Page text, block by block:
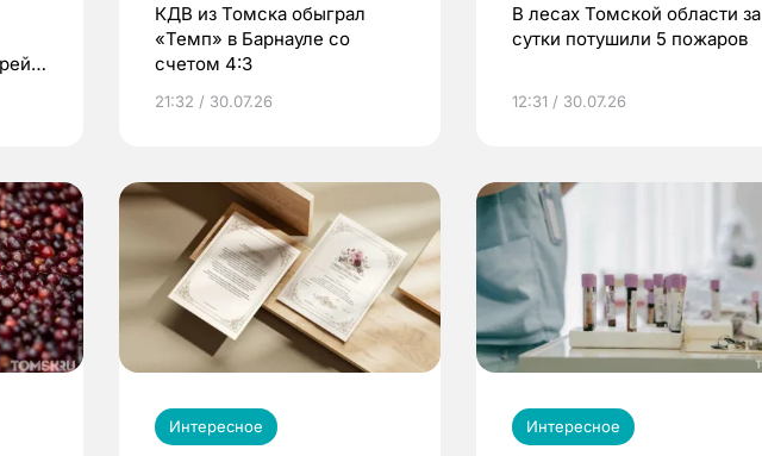
КДВ из Томска обыграл
«Темп» в Барнауле со
счетом 4:3
21:32 / 30.07.26
В лесах Томской области за
сутки потушили 5 пожаров
12:31 / 30.07.26
Интересное Интересное